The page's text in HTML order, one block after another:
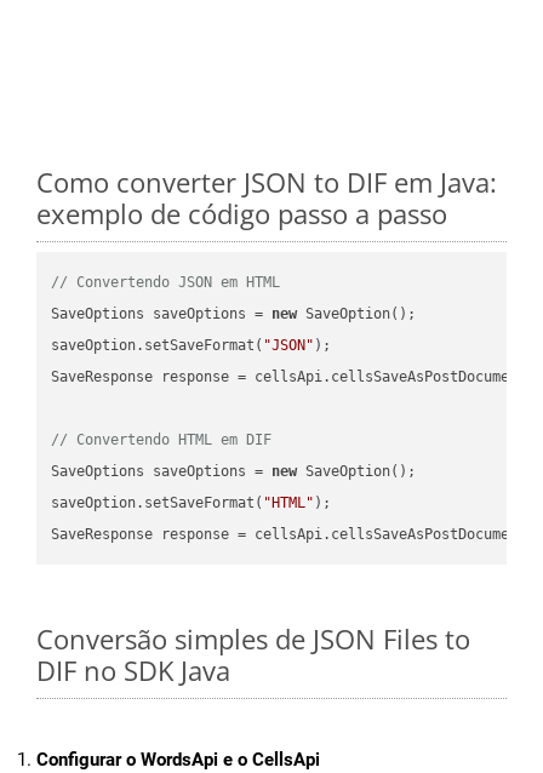
Como converter JSON to DIF em Java:
exemplo de código passo a passo
// Convertendo JSON em HTML
SaveOptions saveOptions = new SaveOption();
saveOption.setSaveFormat( "JSON" );
SaveResponse response =
// Convertendo HTML em DIF
SaveOptions saveOptions = new SaveOption();
saveOption.setSaveFormat( "HTML" );
SaveResponse response =
Conversão simples de JSON Files to
DIF no SDK Java
Configurar o WordsApi e o CellsApi